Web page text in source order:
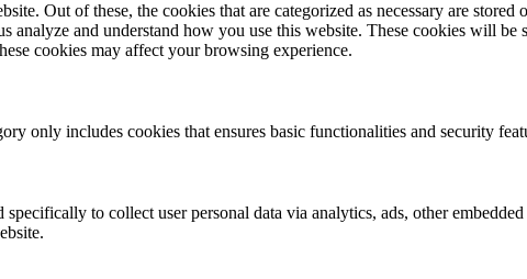
Out of these, the cookies that are categorized as necessary are stored
and understand how you use this website. These cookies will
cookies may affect your browsing experience.
only includes cookies that ensures basic functionalities and security
to collect user personal data via analytics, ads, other embedded